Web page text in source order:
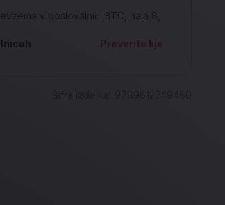
v poslovalnici BTC, hala 8,
Preverite kje